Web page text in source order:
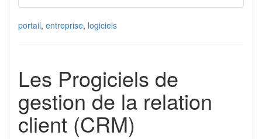
portail, entreprise, logiciels
Les Progiciels de
gestion de la relation
client (CRM)